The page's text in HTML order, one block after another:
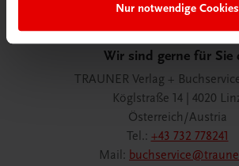
Nur notwendige Cookies
Wir sind gerne für Sie
TRAUNER Verlag +
Köglstraße 14 | 4020
Österreich/Austria
Tel.: +43 732 778241
Mail: